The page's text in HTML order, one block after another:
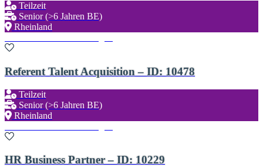
Teilzeit
Senior (>6 Jahren BE)
Rheinland
Referent Talent Acquisition – ID: 10478
Teilzeit
Senior (>6 Jahren BE)
Rheinland
HR Business Partner – ID: 10229